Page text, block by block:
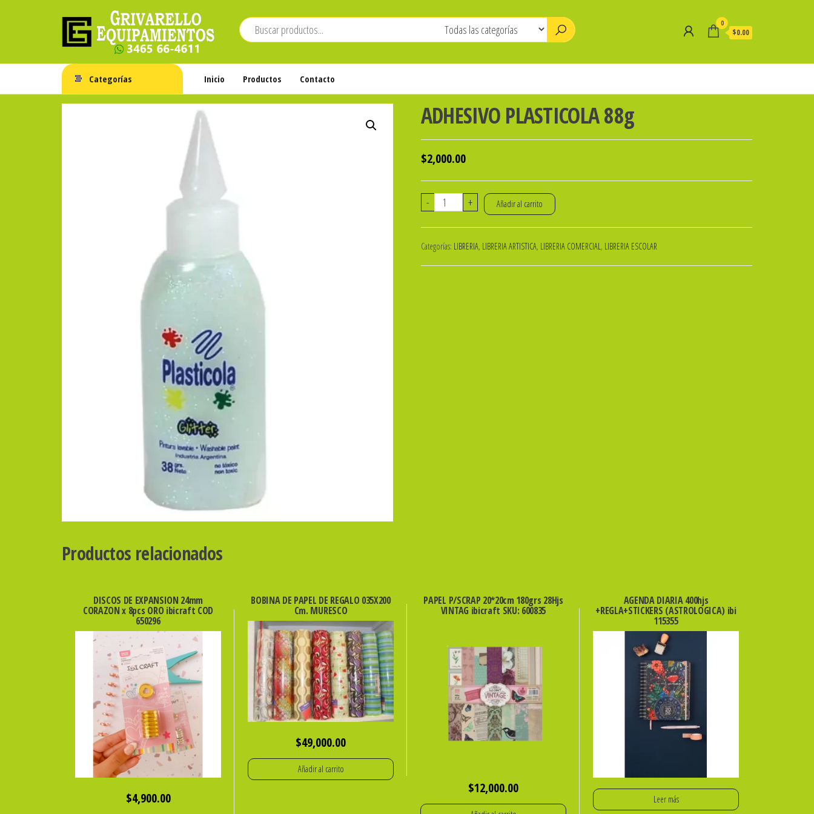
Grivarello
Equipamientos
Whatsapp:
3465-
0
$0.00
Categorías Inicio Productos Contacto
ADHESIVO PLASTICOLA 88g
$2,000.00
-
ADHESIVO
PLASTICOLA
cantidad
+ Añadir al carrito
Categorías: LIBRERIA, LIBRERIA ARTISTICA, LIBRERIA COMERCIAL, LIBRERIA ESCOLAR
Productos relacionados
DISCOS DE EXPANSION 24mm
CORAZON x 8pcs ORO ibicraft COD
650296
$4,900.00
BOBINA DE PAPEL DE REGALO 035X200
Cm. MURESCO
$49,000.00
Añadir al carrito
PAPEL P/SCRAP 20*20cm 180grs 28Hjs
VINTAG ibicraft SKU: 600835
$12,000.00
AGENDA DIARIA 400hjs
+REGLA+STICKERS (ASTROLOGICA) ibi
115355
Leer más